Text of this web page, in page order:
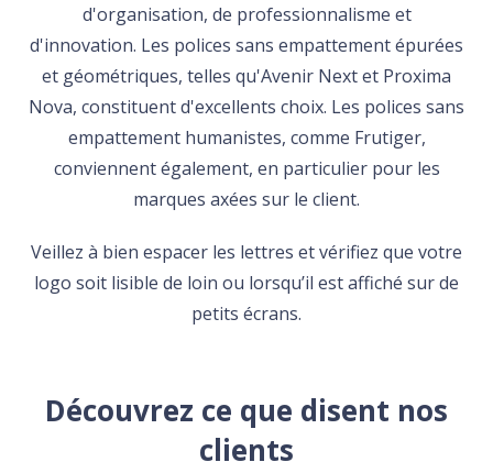
d'organisation, de professionnalisme et
d'innovation. Les polices sans empattement épurées
et géométriques, telles qu'Avenir Next et Proxima
Nova, constituent d'excellents choix. Les polices sans
empattement humanistes, comme Frutiger,
conviennent également, en particulier pour les
marques axées sur le client.
Veillez à bien espacer les lettres et vérifiez que votre
logo soit lisible de loin ou lorsqu’il est affiché sur de
petits écrans.
Découvrez ce que disent nos
clients